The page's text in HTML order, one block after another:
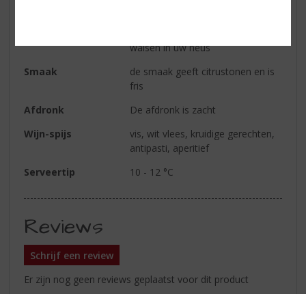
walsen in uw neus
Smaak
de smaak geeft citrustonen en is
fris
Afdronk
De afdronk is zacht
Wijn-spijs
vis, wit vlees, kruidige gerechten,
antipasti, aperitief
Serveertip
10 - 12 °C
Reviews
Schrijf een review
Er zijn nog geen reviews geplaatst voor dit product